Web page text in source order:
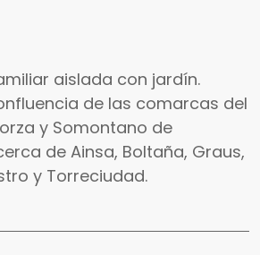
aislada con jardín.
de las comarcas del
y Somontano de
de Ainsa, Boltaña, Graus,
y Torreciudad.